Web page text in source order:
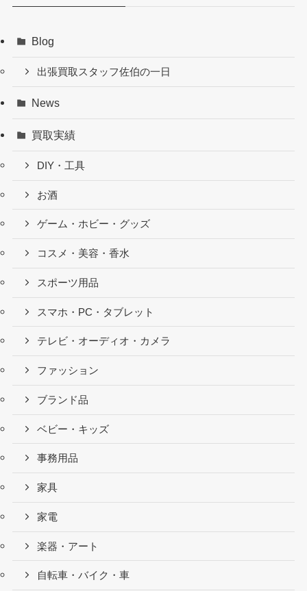
Blog
出張買取スタッフ佐伯の一日
News
買取実績
DIY・工具
お酒
ゲーム・ホビー・グッズ
コスメ・美容・香水
スポーツ用品
スマホ・PC・タブレット
テレビ・オーディオ・カメラ
ファッション
ブランド品
ベビー・キッズ
事務用品
家具
家電
楽器・アート
自転車・バイク・車